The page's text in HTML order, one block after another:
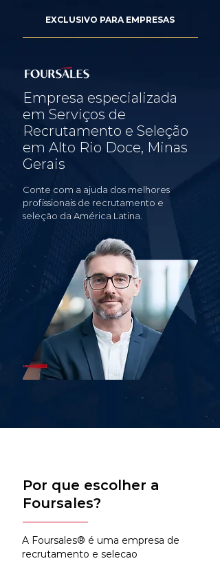
EXCLUSIVO PARA EMPRESAS
Empresa especializada
em Serviços de
Recrutamento e Seleção
em Alto Rio Doce, Minas
Gerais
Conte com a ajuda dos melhores
profissionais de recrutamento e
seleção da América Latina.
Por que escolher a
Foursales?
A Foursales® é uma empresa de
recrutamento e selecao